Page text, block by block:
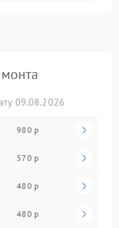
09.08.2026
980 р
570 р
480 р
480 р